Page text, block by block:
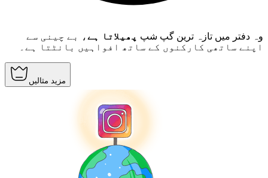
وہ دفتر میں تازہ ترین گپ شپ پھیلاتا ہے ، بے چینی سے
اپنے ساتھی کارکنوں کے ساتھ افواہیں بانٹتا ہے۔
مزید مثالیں